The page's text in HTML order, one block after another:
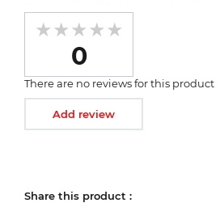
0
There are no reviews for this product
Add review
Share this product :